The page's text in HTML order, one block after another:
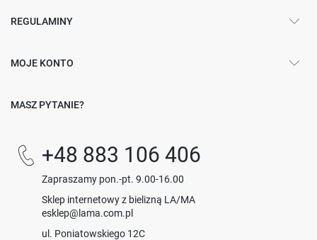
REGULAMINY
MOJE KONTO
MASZ PYTANIE?
+48 883 106 406
Zapraszamy pon.-pt. 9.00-16.00
Sklep internetowy z bielizną LA/MA
esklep@lama.com.pl
ul. Poniatowskiego 12C